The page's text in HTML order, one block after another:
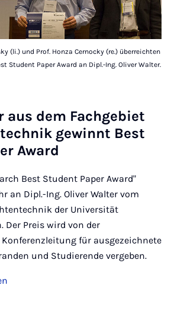
(li.) und Prof. Honza Cernocky (re.) überreichten
Student Paper Award an Dipl.-Ing. Oliver Walter.
aus dem Fach­ge­biet
ge­winnt Best
Award
Best Student Paper Award"
an Dipl.-Ing. Oliver Walter vom
der Universität
Der Preis wird von der
für ausgezeichnete
und Studierende vergeben.